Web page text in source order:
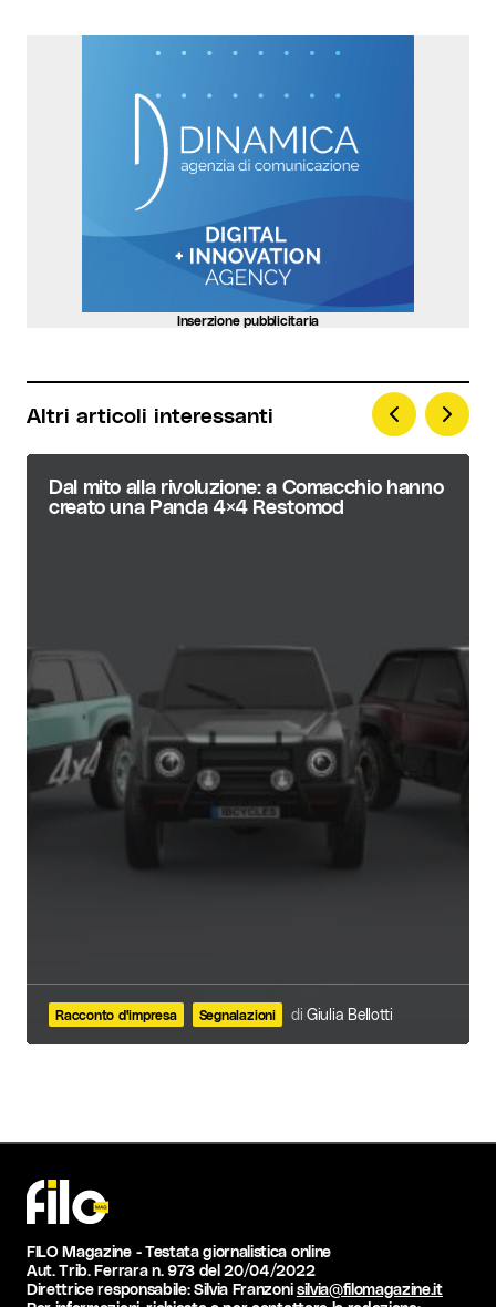
Invia commento
Inserzione pubblicitaria
Altri articoli interessanti
Dal mito alla rivoluzione: a Comacchio hanno
creato una Panda 4×4 Restomod
Racconto d'impresa Segnalazioni di Giulia Bellotti
FILO Magazine - Testata giornalistica online
Aut. Trib. Ferrara n. 973 del 20/04/2022
Direttrice responsabile: Silvia Franzonisilvia@filomagazine.it